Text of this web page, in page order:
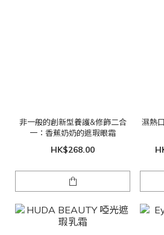
非一般的創新型養護&修飾二合
一：香蕉奶奶的遮瑕眼霜
HK$268.00
濕熱